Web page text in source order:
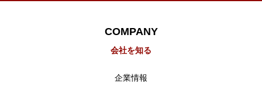
COMPANY
会社を知る
企業情報